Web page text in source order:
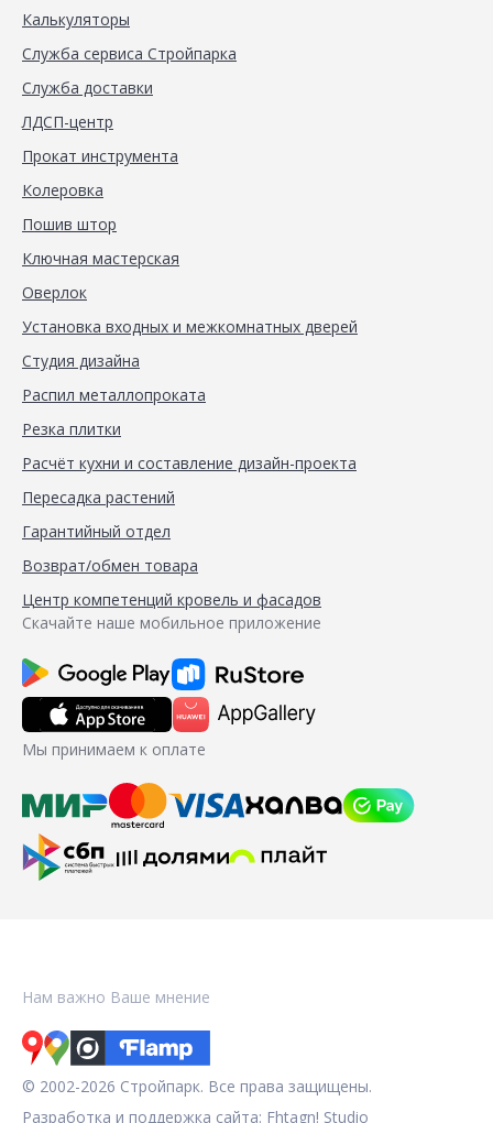
Калькуляторы
Служба сервиса Стройпарка
Служба доставки
ЛДСП-центр
Прокат инструмента
Колеровка
Пошив штор
Ключная мастерская
Оверлок
Установка входных и межкомнатных дверей
Студия дизайна
Распил металлопроката
Резка плитки
Расчёт кухни и составление дизайн-проекта
Пересадка растений
Гарантийный отдел
Возврат/обмен товара
Центр компетенций кровель и фасадов
Скачайте наше мобильное приложение
Мы принимаем к оплате
Нам важно Ваше мнение
© 2002-2026 Стройпарк. Все права защищены.
Разработка и поддержка сайта: Fhtagn! Studio